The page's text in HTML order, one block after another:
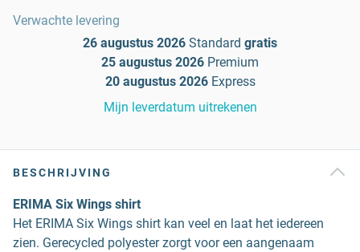
Verwachte levering
26 augustus 2026 Standard gratis
25 augustus 2026 Premium
20 augustus 2026 Express
Mijn leverdatum uitrekenen
BESCHRIJVING
ERIMA Six Wings shirt
Het ERIMA Six Wings shirt kan veel en laat het iedereen
zien. Gerecycled polyester zorgt voor een aangenaam